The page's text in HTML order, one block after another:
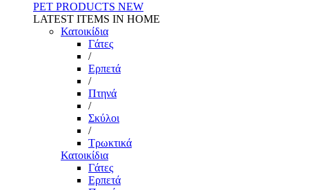
PET PRODUCTS NEW
LATEST ITEMS IN HOME
Κατοικίδια
Γάτες
/
Ερπετά
/
Πτηνά
/
Σκύλοι
/
Τρωκτικά
Κατοικίδια
Γάτες
Ερπετά